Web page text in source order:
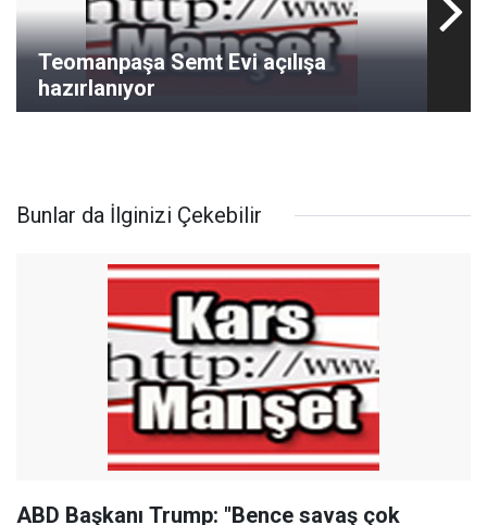
Teomanpaşa Semt Evi açılışa
hazırlanıyor
Bunlar da İlginizi Çekebilir
ABD Başkanı Trump: "Bence savaş çok